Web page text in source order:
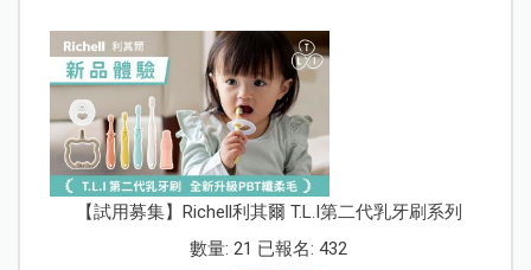
【試用募集】Richell利其爾 T.L.I第二代乳牙刷系列
數量: 21 已報名: 432